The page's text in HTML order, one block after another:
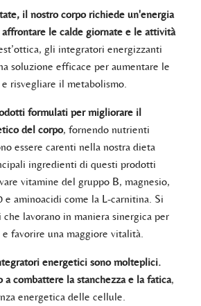
il nostro corpo richiede un'energia
le calde giornate e le attività
gli integratori energizzanti
soluzione efficace per aumentare le
risvegliare il metabolismo.
formulati per migliorare il
del corpo, fornendo nutrienti
essere carenti nella nostra dieta
ingredienti di questi prodotti
vitamine del gruppo B, magnesio,
e aminoacidi come la L-carnitina. Si
lavorano in maniera sinergica per
favorire una maggiore vitalità.
energetici sono molteplici.
a combattere la stanchezza e la fatica,
energetica delle cellule.